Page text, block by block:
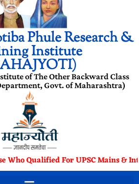
Phule Research &
Institute
of The Other Backward Class
Govt. of Maharashtra)
Qualified For UPSC Mains &